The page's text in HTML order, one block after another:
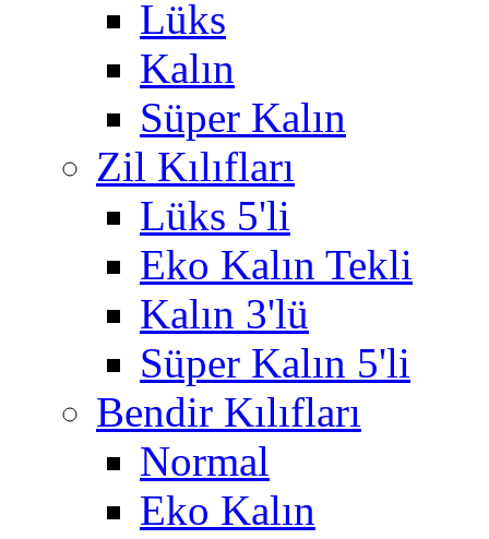
Lüks
Kalın
Süper Kalın
Zil Kılıfları
Lüks 5'li
Eko Kalın Tekli
Kalın 3'lü
Süper Kalın 5'li
Bendir Kılıfları
Normal
Eko Kalın